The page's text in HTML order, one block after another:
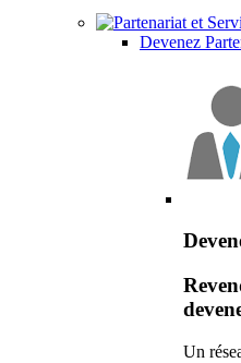
Devenez
Un